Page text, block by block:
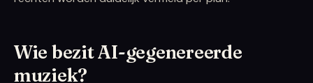
Wie bezit AI-gegenereerde
muziek?